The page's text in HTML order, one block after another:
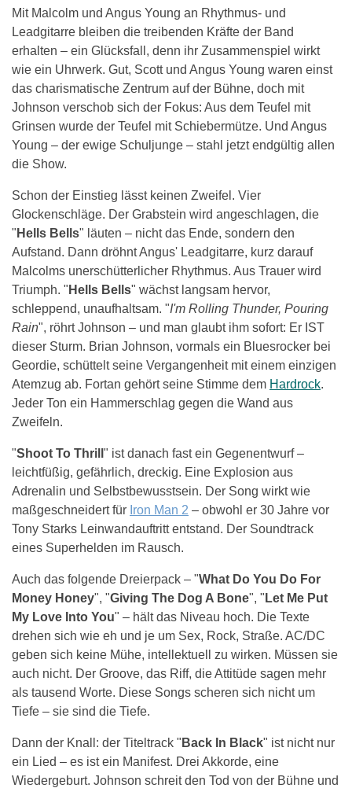
Mit Malcolm und Angus Young an Rhythmus- und
Leadgitarre bleiben die treibenden Kräfte der Band
erhalten – ein Glücksfall, denn ihr Zusammenspiel wirkt
wie ein Uhrwerk. Gut, Scott und Angus Young waren einst
das charismatische Zentrum auf der Bühne, doch mit
Johnson verschob sich der Fokus: Aus dem Teufel mit
Grinsen wurde der Teufel mit Schiebermütze. Und Angus
Young – der ewige Schuljunge – stahl jetzt endgültig allen
die Show.
Schon der Einstieg lässt keinen Zweifel. Vier
Glockenschläge. Der Grabstein wird angeschlagen, die
" Hells Bells" läuten – nicht das Ende, sondern den
Aufstand. Dann dröhnt Angus' Leadgitarre, kurz darauf
Malcolms unerschütterlicher Rhythmus. Aus Trauer wird
Triumph. " Hells Bells" wächst langsam hervor,
schleppend, unaufhaltsam. "I'm Rolling Thunder, Pouring
Rain", röhrt Johnson – und man glaubt ihm sofort: Er IST
dieser Sturm. Brian Johnson, vormals ein Bluesrocker bei
Geordie, schüttelt seine Vergangenheit mit einem einzigen
Atemzug ab. Fortan gehört seine Stimme dem Hardrock.
Jeder Ton ein Hammerschlag gegen die Wand aus
Zweifeln.
"Shoot To Thrill " ist danach fast ein Gegenentwurf –
leichtfüßig, gefährlich, dreckig. Eine Explosion aus
Adrenalin und Selbstbewusstsein. Der Song wirkt wie
maßgeschneidert für Iron Man 2 – obwohl er 30 Jahre vor
Tony Starks Leinwandauftritt entstand. Der Soundtrack
eines Superhelden im Rausch.
Auch das folgende Dreierpack – "What Do You Do For
Money Honey", "Giving The Dog A Bone", " Let Me Put
My Love Into You" – hält das Niveau hoch. Die Texte
drehen sich wie eh und je um Sex, Rock, Straße. AC/DC
geben sich keine Mühe, intellektuell zu wirken. Müssen sie
auch nicht. Der Groove, das Riff, die Attitüde sagen mehr
als tausend Worte. Diese Songs scheren sich nicht um
Tiefe – sie sind die Tiefe.
Dann der Knall: der Titeltrack " Back In Black" ist nicht nur
ein Lied – es ist ein Manifest. Drei Akkorde, eine
Wiedergeburt. Johnson schreit den Tod von der Bühne und